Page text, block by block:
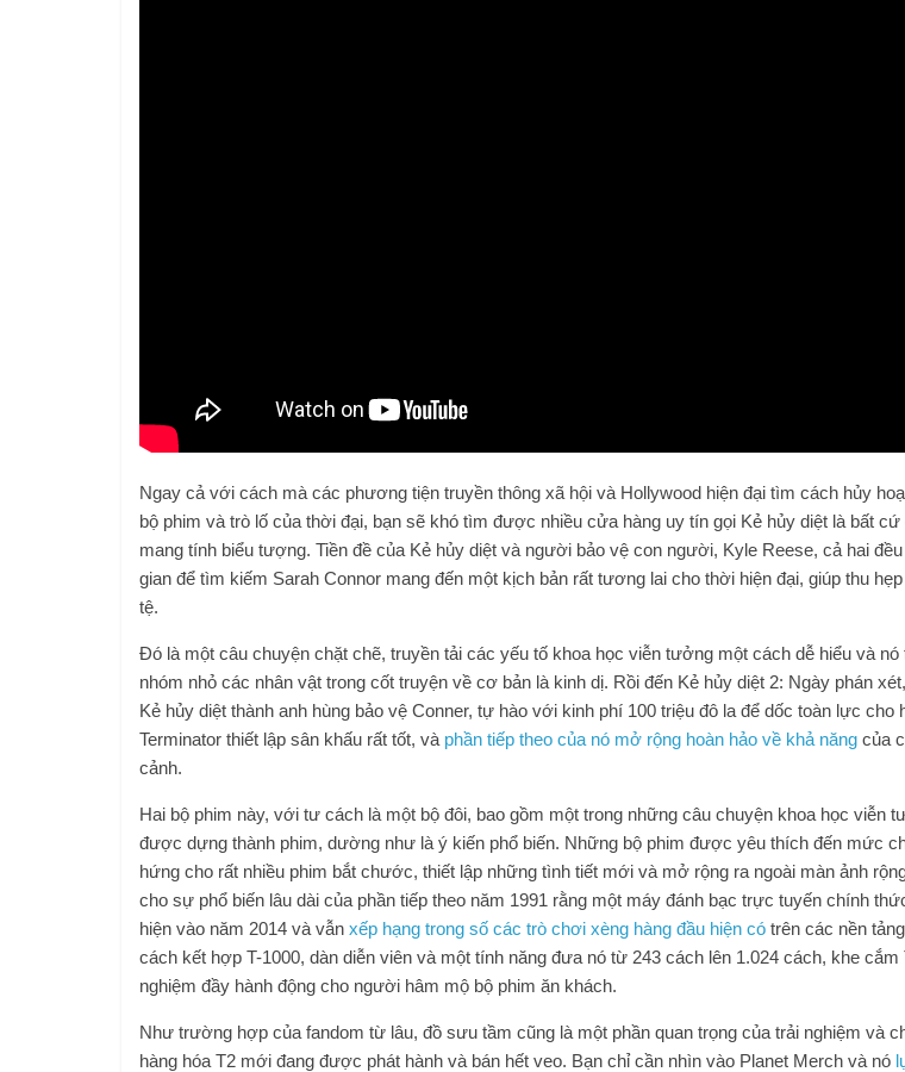
Ngay cả với cách mà các phương tiện truyền thông xã hội và Hollywood hiện đại tìm cách hủy
bộ phim và trò lố của thời đại, bạn sẽ khó tìm được nhiều cửa hàng uy tín gọi Kẻ hủy diệt là bất
mang tính biểu tượng. Tiền đề của Kẻ hủy diệt và người bảo vệ con người, Kyle Reese, cả hai
gian để tìm kiếm Sarah Connor mang đến một kịch bản rất tương lai cho thời hiện đại, giúp thu
tệ.
Đó là một câu chuyện chặt chẽ, truyền tải các yếu tố khoa học viễn tưởng một cách dễ hiểu và nó
nhóm nhỏ các nhân vật trong cốt truyện về cơ bản là kinh dị. Rồi đến Kẻ hủy diệt 2: Ngày phán
Kẻ hủy diệt thành anh hùng bảo vệ Conner, tự hào với kinh phí 100 triệu đô la để dốc toàn lực cho
Terminator thiết lập sân khấu rất tốt, và phần tiếp theo của nó mở rộng hoàn hảo về khả năng của
cảnh.
Hai bộ phim này, với tư cách là một bộ đôi, bao gồm một trong những câu chuyện khoa học viễn
được dựng thành phim, dường như là ý kiến ​​​​phổ biến. Những bộ phim được yêu thích đến mức
hứng cho rất nhiều phim bắt chước, thiết lập những tình tiết mới và mở rộng ra ngoài màn ảnh
cho sự phổ biến lâu dài của phần tiếp theo năm 1991 rằng một máy đánh bạc trực tuyến chính
hiện vào năm 2014 và vẫn xếp hạng trong số các trò chơi xèng hàng đầu hiện có trên các nền
cách kết hợp T-1000, dàn diễn viên và một tính năng đưa nó từ 243 cách lên 1.024 cách, khe cắm
nghiệm đầy hành động cho người hâm mộ bộ phim ăn khách.
Như trường hợp của fandom từ lâu, đồ sưu tầm cũng là một phần quan trọng của trải nghiệm và
hàng hóa T2 mới đang được phát hành và bán hết veo. Bạn chỉ cần nhìn vào Planet Merch và nó